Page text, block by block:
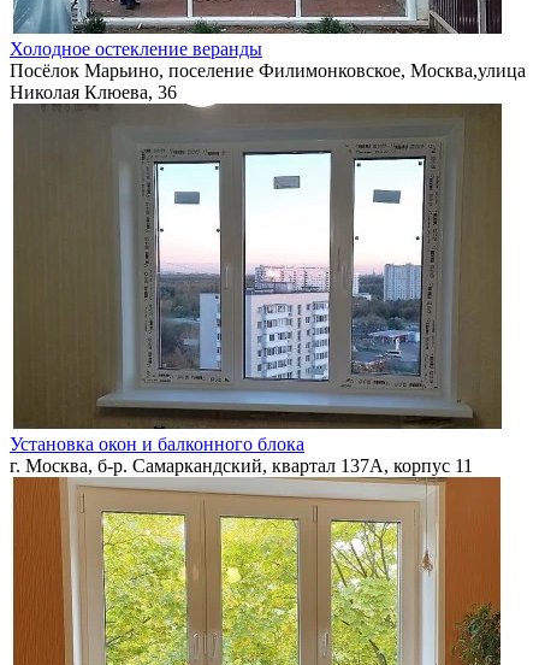
Холодное остекление веранды
Посёлок Марьино, поселение Филимонковское, Москва,улица
Николая Клюева, 36
Установка окон и балконного блока
г. Москва, б-р. Самаркандский, квартал 137А, корпус 11